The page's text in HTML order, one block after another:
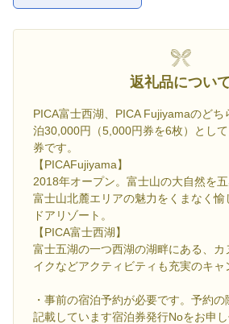
返礼品につい
PICA富士西湖、PICA Fujiyamaのど
泊30,000円（5,000円券を6枚）とし
券です。
【PICAFujiyama】
2018年オープン。富士山の大自然を五
富士山北麓エリアの魅力をくまなく愉
ドアリゾート。
【PICA富士西湖】
富士五湖の一つ西湖の湖畔にある、
イクなどアクティビティも充実のキャ
・事前の宿泊予約が必要です。予約
記載しています宿泊券発行Noをお申し